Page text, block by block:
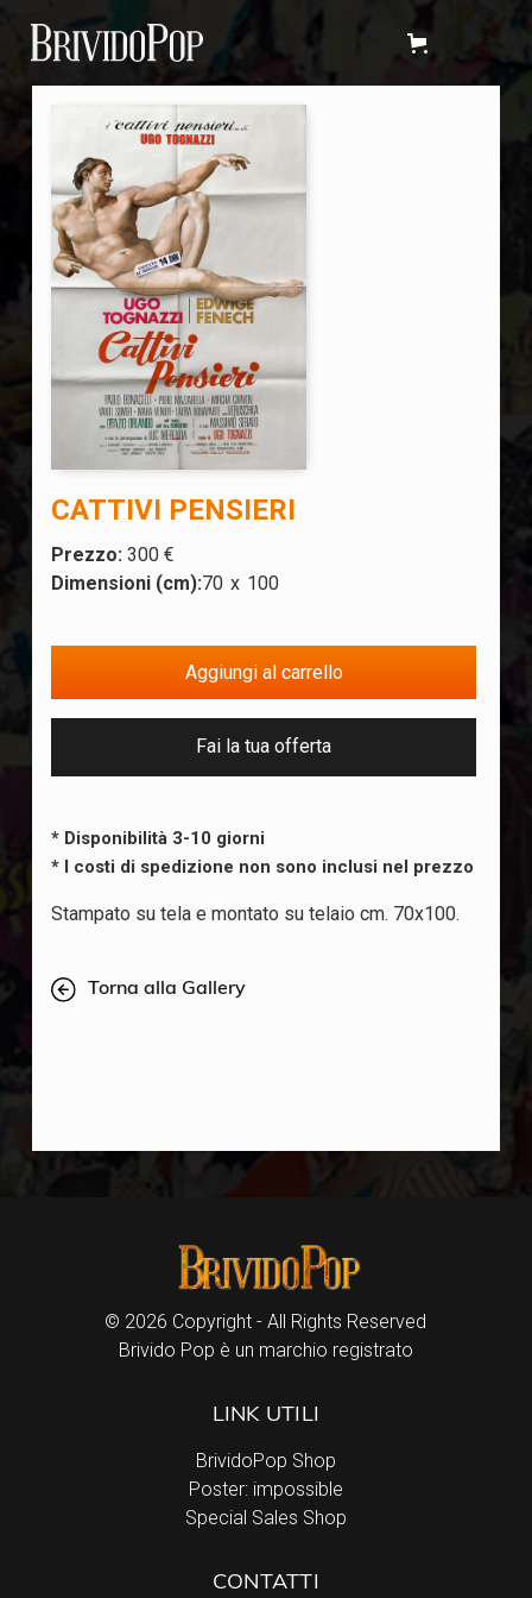
CATTIVI PENSIERI
Prezzo:300 €
Dimensioni (cm):70 x 100
Fai la tua offerta
* Disponibilità 3-10 giorni
* I costi di spedizione non sono inclusi nel prezzo
Stampato su tela e montato su telaio cm. 70x100.
Torna alla Gallery
© 2026 Copyright - All Rights Reserved
Brivido Pop è un marchio registrato
LINK UTILI
BrividoPop Shop
Poster: impossible
Special Sales Shop
CONTATTI